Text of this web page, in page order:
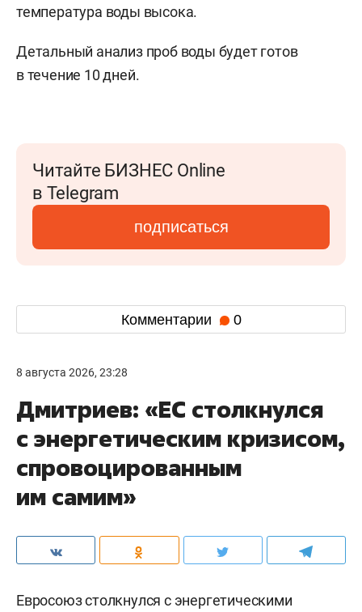
температура воды высока.
Детальный анализ проб воды будет готов
в течение 10 дней.
Читайте БИЗНЕС Online
в Telegram
подписаться
Комментарии 0
8 августа 2026, 23:28
Дмитриев: «ЕС столкнулся
с энергетическим кризисом,
спровоцированным
им самим»
Евросоюз столкнулся с энергетическими